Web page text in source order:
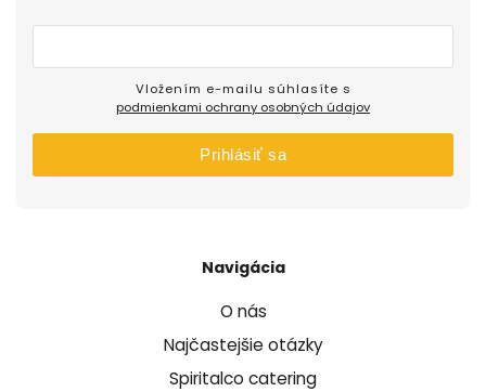
Navigácia
O nás
Najčastejšie otázky
Spiritalco catering
podmienkami ochrany osobných údajov
Prihlásiť sa